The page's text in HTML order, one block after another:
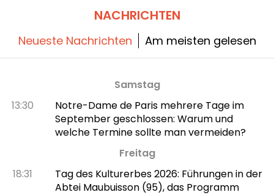
NACHRICHTEN
Neueste Nachrichten Am meisten gelesen
Samstag
13:30
Notre-Dame de Paris mehrere Tage im
September geschlossen: Warum und
welche Termine sollte man vermeiden?
Freitag
18:31
Tag des Kulturerbes 2026: Führungen in der
Abtei Maubuisson (95), das Programm